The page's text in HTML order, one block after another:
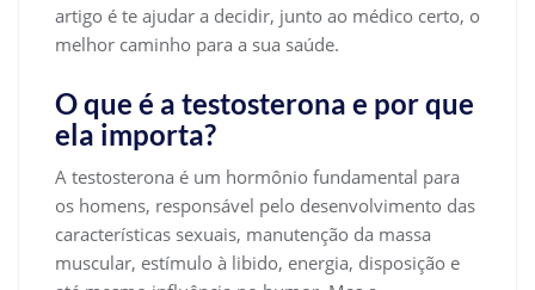
artigo é te ajudar a decidir, junto ao médico certo, o
melhor caminho para a sua saúde.
O que é a testosterona e por que
ela importa?
A testosterona é um hormônio fundamental para
os homens, responsável pelo desenvolvimento das
características sexuais, manutenção da massa
muscular, estímulo à libido, energia, disposição e